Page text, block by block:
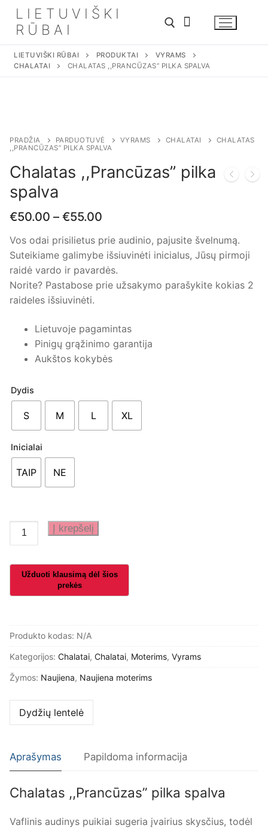
turinio
LIETUVIŠKI
RŪBAI
LIETUVIŠKI RŪBAI PRODUKTAI
VYRAMS
CHALATAI
CHALATAS ,,PRANCŪZAS” PILKA SPALVA
PRADŽIA PARDUOTUVĖ VYRAMS CHALATAI
CHALATAS
,,PRANCŪZAS” PILKA SPALVA
Chalatas ,,Prancūzas” pilka
spalva
€50.00 – €55.00
Vos odai prisilietus prie audinio, pajusite švelnumą.
Suteikiame galimybe išsiuvinėti inicialus, Jūsų pirmoji
raidė vardo ir pavardės.
Norite? Pastabose prie užsakymo parašykite kokias 2
raideles išsiuvinėti.
Lietuvoje pagamintas
Pinigų grąžinimo garantija
Aukštos kokybės
Dydis
S M L XL
Inicialai
TAIP NE
produkto
kiekis:
,,Prancūzas"
Į krepšelį
Produkto kodas: N/A
Kategorijos: Chalatai, Chalatai, Moterims, Vyrams
Žymos: Naujiena, Naujiena moterims
Dydžių lentelė
Aprašymas Papildoma informacija
Chalatas ,,Prancūzas” pilka spalva
Vaflinis audinys puikiai sugeria įvairius skysčius, todėl